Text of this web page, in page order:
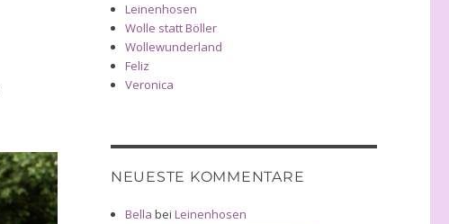
Leinenhosen
Wolle statt Böller
Wollewunderland
Feliz
Veronica
NEUESTE KOMMENTARE
Bella beiLeinenhosen